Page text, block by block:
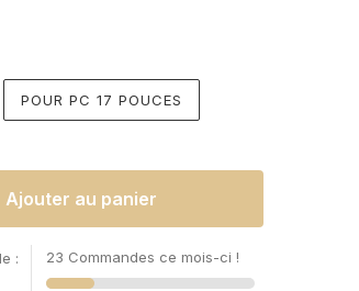
POUR PC 17 POUCES
Ajouter au panier
:
23 Commandes ce mois-ci !